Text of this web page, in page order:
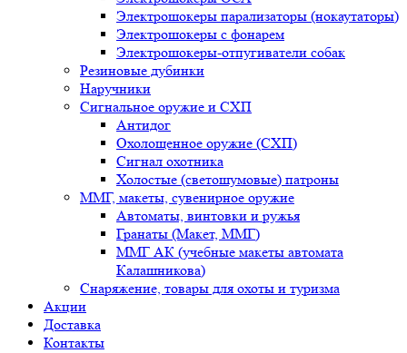
Электрошокеры парализаторы (нокаутаторы)
Электрошокеры с фонарем
Электрошокеры-отпугиватели собак
Резиновые дубинки
Наручники
Сигнальное оружие и СХП
Антидог
Охолощенное оружие (СХП)
Сигнал охотника
Холостые (светошумовые) патроны
ММГ, макеты, сувенирное оружие
Автоматы, винтовки и ружья
Гранаты (Макет, ММГ)
ММГ АК (учебные макеты автомата
Калашникова)
Снаряжение, товары для охоты и туризма
Акции
Доставка
Контакты